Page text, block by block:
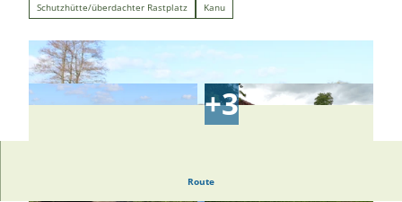
Schutzhütte/überdachter Rastplatz
Kanu
Route